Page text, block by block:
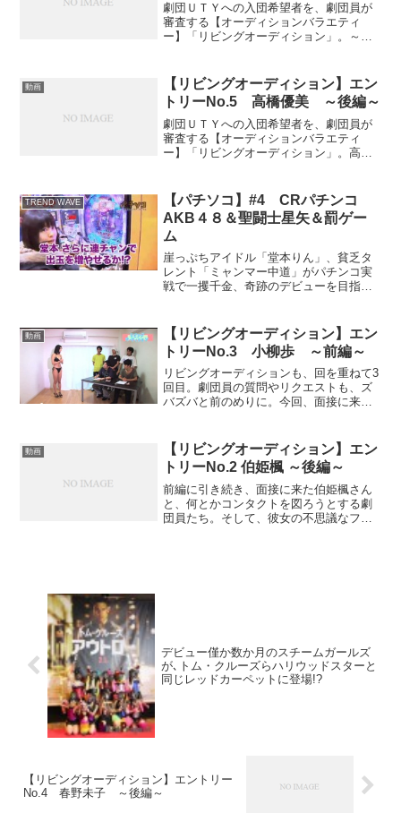
劇団ＵＴＹへの入団希望者を、劇団員が
審査する【オーディションバラエティ
ー】「リビングオーディション」。～出
れたのは、「高橋優美」 ちゃん。
動画
【リビングオーディション】エン
トリーNo.5 高橋優美 ～後編～
劇団ＵＴＹへの入団希望者を、劇団員が
審査する【オーディションバラエティ
ー】「リビングオーディション」。高橋
TREND WAVE
【パチソコ】#4 CRパチンコ
AKB４８＆聖闘士星矢＆罰ゲー
ム
崖っぷちアイドル「堂本りん」、貧乏タ
レント「ミャンマー中道」がパチンコ実
戦で一攫千金、奇跡のデビューを目指す
ャレンジの結果が出ます！！CRパチンコ
AKB４８と、聖闘士星...
動画
【リビングオーディション】エン
トリーNo.3 小柳歩 ～前編～
リビングオーディションも、回を重ねて3
回目。劇団員の質問やリクエストも、ズ
バズバと前のめりに。今回、面接に来た
せて・・・前編 【リビングオーディショ
ンとは?】劇団員にな...
動画
【リビングオーディション】エン
トリーNo.2 伯姫楓 ～後編～
前編に引き続き、面接に来た伯姫楓さん
と、何とかコンタクトを図ろうとする劇
団員たち。そして、彼女の不思議なフェ
デビュー僅か数か月のスチームガールズ
が､トム・クルーズらハリウッドスターと
同じレッドカーペットに登場!?
【リビングオーディション】エントリー
No.4 春野未子 ～後編～